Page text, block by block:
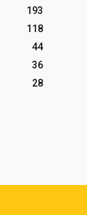
193
118
44
36
28